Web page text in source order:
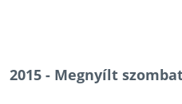
2015 - Megnyílt